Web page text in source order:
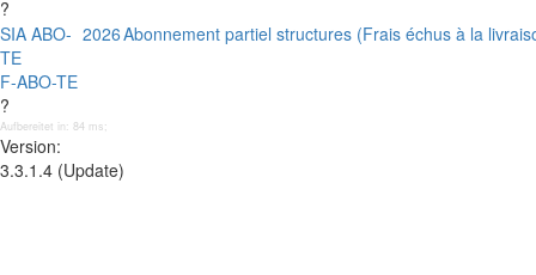
?
SIA ABO-
TE
F-ABO-TE
?
2026Abonnement partiel structures (Frais échus à la
Aufbereitet in: 84 ms;
Version:
3.3.1.4 (Update)